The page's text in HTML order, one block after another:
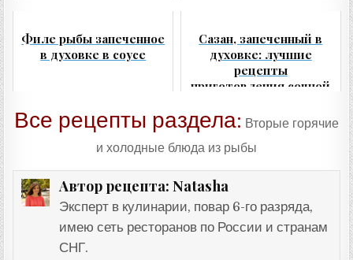
Филе рыбы запеченное
в духовке в соусе
Сазан, запеченный в
духовке: лучшие
рецепты
приготовления сочной
фольге
Все рецепты раздела: Вторые горячие
и холодные блюда из рыбы
Автор рецепта: Natasha
Эксперт в кулинарии, повар 6-го разряда,
имею сеть ресторанов по России и странам
СНГ.